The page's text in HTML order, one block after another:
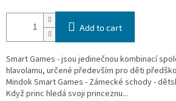
Add to cart
Smart Games - jsou jedinečnou kombinací
hlavolamu, určené především pro děti
Mindok Smart Games - Zámecké schody -
Když princ hledá svoji princeznu...